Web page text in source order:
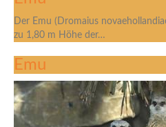
Der Emu (Dromaius
zu 1,80 m Höhe der…
Emu